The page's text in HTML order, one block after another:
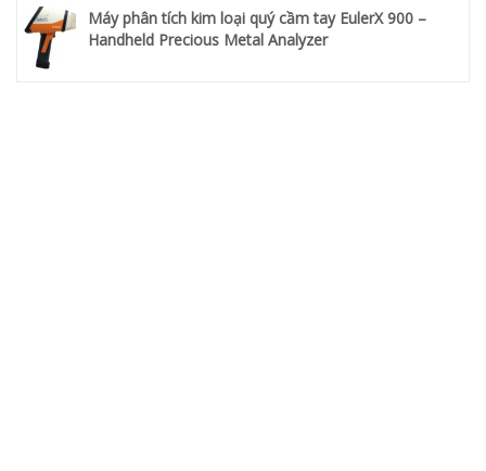
Máy phân tích kim loại quý cầm tay EulerX 900 –
Handheld Precious Metal Analyzer